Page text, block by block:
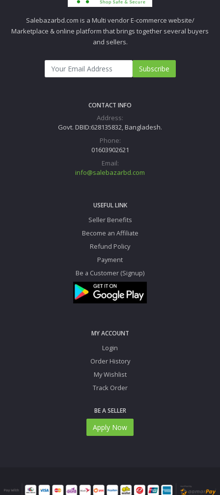
Salebazarbd.com is a Multi vendor E-commerce website/
Marketplace & online platform that brings together several buyers
and sellers.
Subscribe
CONTACT INFO
Address:
Govt. DBID:628135832, Bangladesh.
Phone:
01603902621
Email:
info@salebazarbd.com
USEFUL LINK
Seller Benefits
Become an Affiliate
Refund Policy
Payment
Be a Customer (Signup)
MY ACCOUNT
Login
Order History
My Wishlist
Track Order
BE A SELLER
Apply Now